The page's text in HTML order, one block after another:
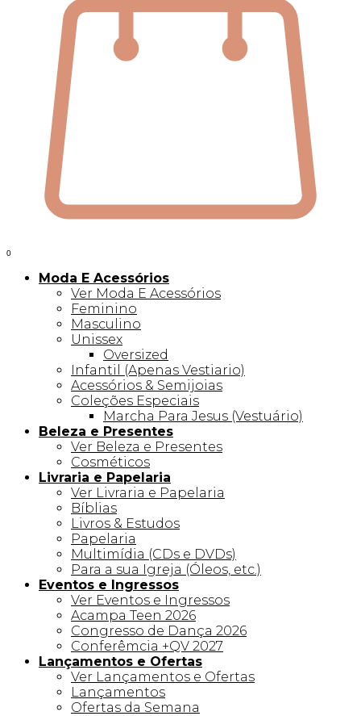
0
Moda E Acessórios
Ver Moda E Acessórios
Feminino
Masculino
Unissex
Oversized
Infantil (Apenas Vestiario)
Acessórios & Semijoias
Coleções Especiais
Marcha Para Jesus (Vestuário)
Beleza e Presentes
Ver Beleza e Presentes
Cosméticos
Livraria e Papelaria
Ver Livraria e Papelaria
Bíblias
Livros & Estudos
Papelaria
Multimídia (CDs e DVDs)
Para a sua Igreja (Óleos, etc.)
Eventos e Ingressos
Ver Eventos e Ingressos
Acampa Teen 2026
Congresso de Dança 2026
Conferêmcia +QV 2027
Lançamentos e Ofertas
Ver Lançamentos e Ofertas
Lançamentos
Ofertas da Semana